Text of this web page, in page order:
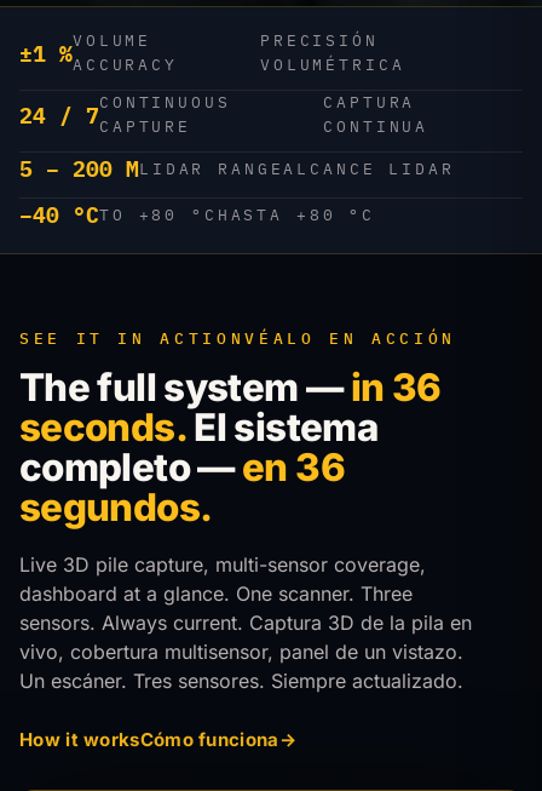
±1 %VOLUME
ACCURACY
PRECISIÓN
VOLUMÉTRICA
24 / 7CONTINUOUS
CAPTURE
CAPTURA
CONTINUA
5 – 200 MLIDAR RANGEALCANCE LIDAR
−40 °CTO +80 °C HASTA +80 °C
SEE IT IN ACTIONVÉALO EN ACCIÓN
The full system —in 36
seconds.El sistema
completo —en 36
segundos.
Live 3D pile capture, multi-sensor coverage,
dashboard at a glance. One scanner. Three
sensors. Always current. Captura 3D de la pila en
vivo, cobertura multisensor, panel de un vistazo.
Un escáner. Tres sensores. Siempre actualizado.
How it worksCómo funciona→